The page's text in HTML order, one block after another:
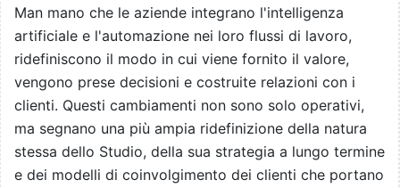
Man mano che le aziende integrano l'intelligenza
artificiale e l'automazione nei loro flussi di lavoro,
ridefiniscono il modo in cui viene fornito il valore,
vengono prese decisioni e costruite relazioni con i
clienti. Questi cambiamenti non sono solo operativi,
ma segnano una più ampia ridefinizione della natura
stessa dello Studio, della sua strategia a lungo termine
e dei modelli di coinvolgimento dei clienti che portano